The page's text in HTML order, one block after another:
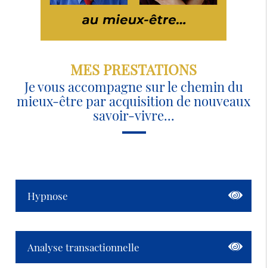
MES PRESTATIONS
Je vous accompagne sur le chemin du
mieux-être par acquisition de nouveaux
savoir-vivre...
Hypnose
Analyse transactionnelle